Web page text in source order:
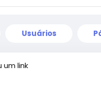
Usuários
um link